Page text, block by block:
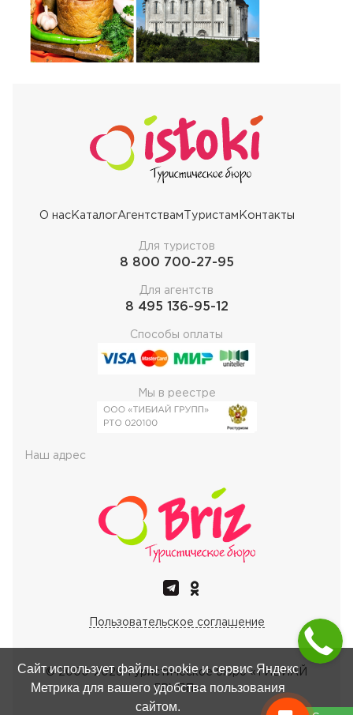
О насКаталогАгентствам Туристам Контакты
Для туристов
8 800 700-27-95
Для агентств
8 495 136-95-12
Способы оплаты
Мы в реестре
Наш адрес
Пользовательское соглашение
© 2000-2026Туристическое бюро «ТИБИАЙ
ГРУПП»
Сайт использует файлы cookie и сервис Яндекс
Метрика для вашего удобства пользования
сайтом.